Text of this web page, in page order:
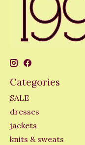
Categories
SALE
dresses
jackets
knits & sweats